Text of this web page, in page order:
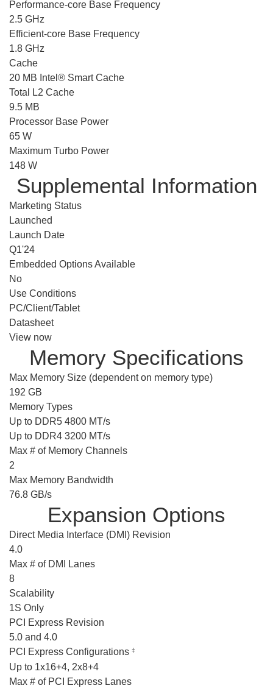
Performance-core Base Frequency
2.5 GHz
Efficient-core Base Frequency
1.8 GHz
Cache
20 MB Intel® Smart Cache
Total L2 Cache
9.5 MB
Processor Base Power
65 W
Maximum Turbo Power
148 W
Supplemental Information
Marketing Status
Launched
Launch Date
Q1'24
Embedded Options Available
No
Use Conditions
PC/Client/Tablet
Datasheet
View now
Memory Specifications
Max Memory Size (dependent on memory type)
192 GB
Memory Types
Up to DDR5 4800 MT/s
Up to DDR4 3200 MT/s
Max # of Memory Channels
2
Max Memory Bandwidth
76.8 GB/s
Expansion Options
Direct Media Interface (DMI) Revision
4.0
Max # of DMI Lanes
8
Scalability
1S Only
PCI Express Revision
5.0 and 4.0
PCI Express Configurations ‡
Up to 1x16+4, 2x8+4
Max # of PCI Express Lanes